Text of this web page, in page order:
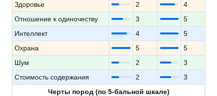
Здоровье
2
4
Отношение к одиночеству
3
5
Интеллект
4
5
Охрана
5
5
Шум
2
3
Стоимость содержания
2
3
Черты пород (по 5-бальной шкале)